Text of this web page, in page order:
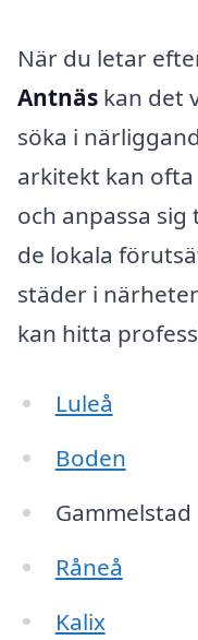
När du letar
Antnäs kan det
söka i
arkitekt kan
och anpassa
de lokala
städer i
kan hitta
Luleå
Boden
Gammelstad
Råneå
Kalix